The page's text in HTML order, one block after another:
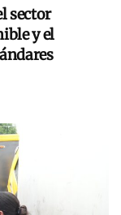
sector
y el